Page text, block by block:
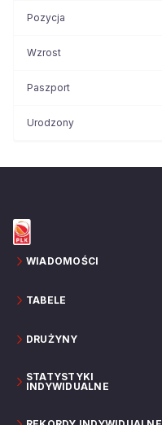
Pozycja
Wzrost
Paszport
Urodzony
WIADOMOŚCI
TABELE
DRUŻYNY
STATYSTYKI
INDYWIDUALNE